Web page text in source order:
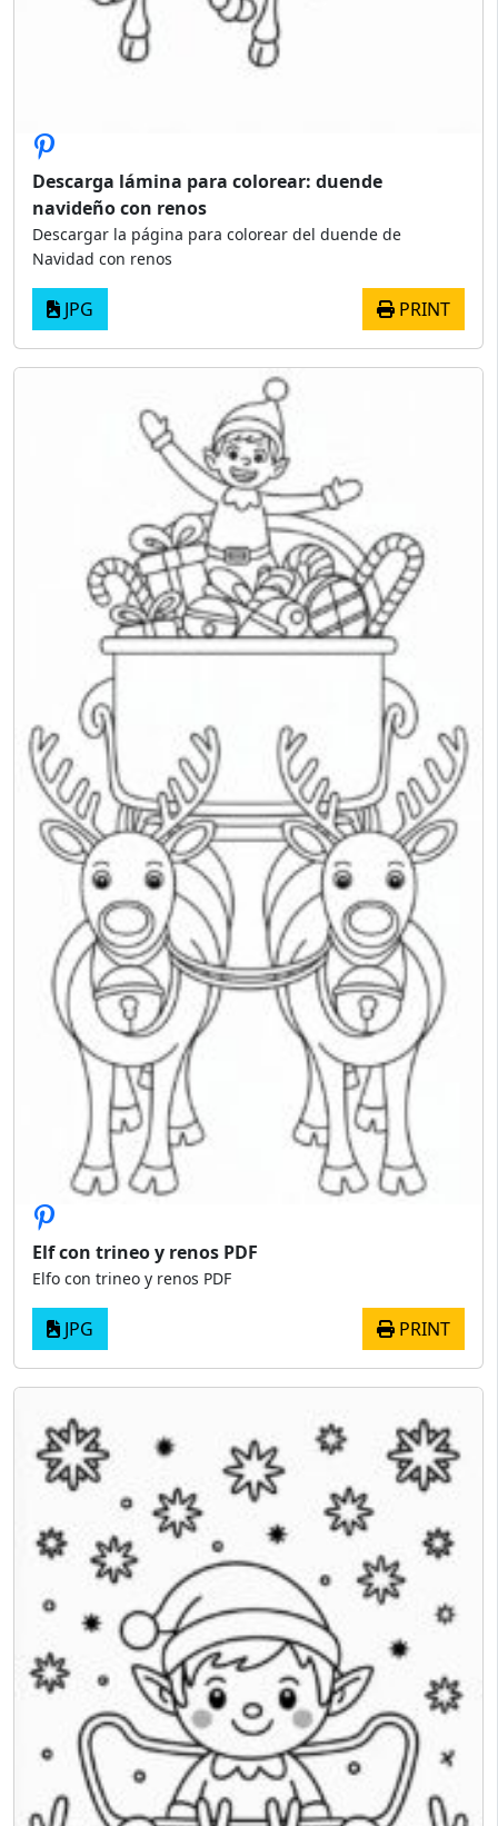
Descarga lámina para colorear: duende
navideño con renos
Descargar la página para colorear del duende de
Navidad con renos
JPG PRINT
Elf con trineo y renos PDF
Elfo con trineo y renos PDF
JPG PRINT